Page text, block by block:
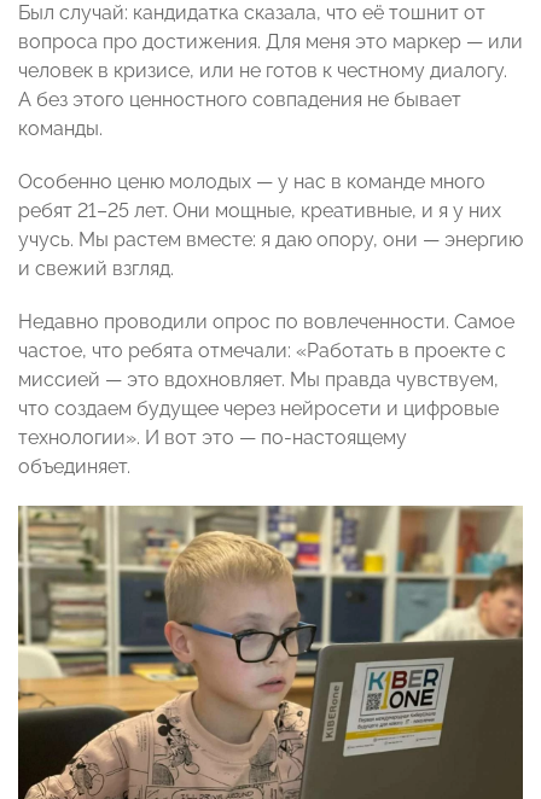
Был случай: кандидатка сказала, что её тошнит от
вопроса про достижения. Для меня это маркер — или
человек в кризисе, или не готов к честному диалогу.
А без этого ценностного совпадения не бывает
команды.
Особенно ценю молодых — у нас в команде много
ребят 21–25 лет. Они мощные, креативные, и я у них
учусь. Мы растем вместе: я даю опору, они — энергию
и свежий взгляд.
Недавно проводили опрос по вовлеченности. Самое
частое, что ребята отмечали: «Работать в проекте с
миссией — это вдохновляет. Мы правда чувствуем,
что создаем будущее через нейросети и цифровые
технологии». И вот это — по-настоящему
объединяет.